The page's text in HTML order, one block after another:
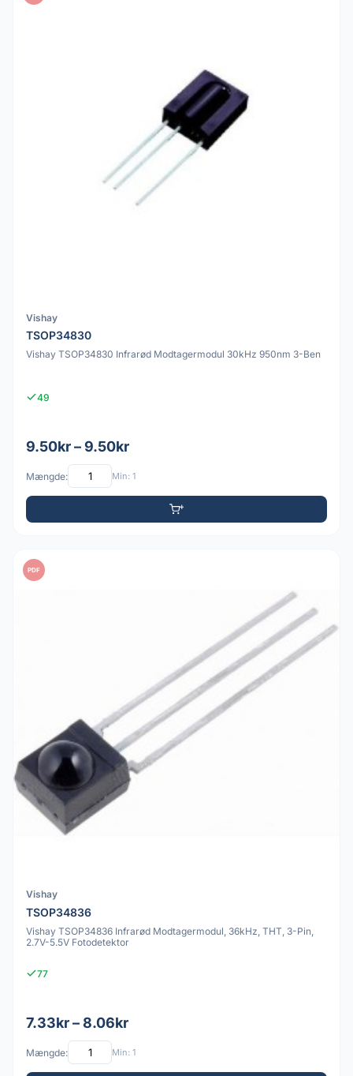
Vishay
TSOP34830
Vishay TSOP34830 Infrarød Modtagermodul 30kHz 950nm 3-Ben
49
9.50kr – 9.50kr
Mængde: Min: 1
PDF
Vishay
TSOP34836
Vishay TSOP34836 Infrarød Modtagermodul, 36kHz, THT, 3-Pin,
2.7V-5.5V Fotodetektor
77
7.33kr – 8.06kr
Mængde: Min: 1